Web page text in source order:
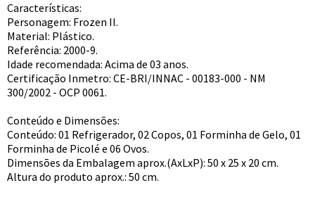
Características:
Personagem: Frozen II.
Material: Plástico.
Referência: 2000-9.
Idade recomendada: Acima de 03 anos.
Certificação Inmetro: CE-BRI/INNAC - 00183-000 - NM
300/2002 - OCP 0061.
Conteúdo e Dimensões:
Conteúdo: 01 Refrigerador, 02 Copos, 01 Forminha de Gelo, 01
Forminha de Picolé e 06 Ovos.
Dimensões da Embalagem aprox.(AxLxP): 50 x 25 x 20 cm.
Altura do produto aprox.: 50 cm.